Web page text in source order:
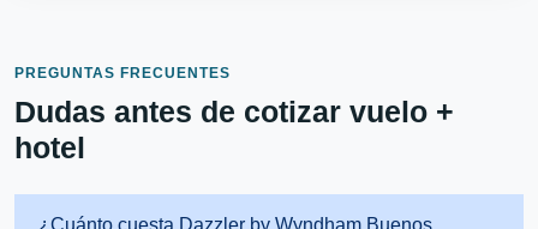
PREGUNTAS FRECUENTES
Dudas antes de cotizar vuelo +
hotel
¿Cuánto cuesta Dazzler by Wyndham Buenos